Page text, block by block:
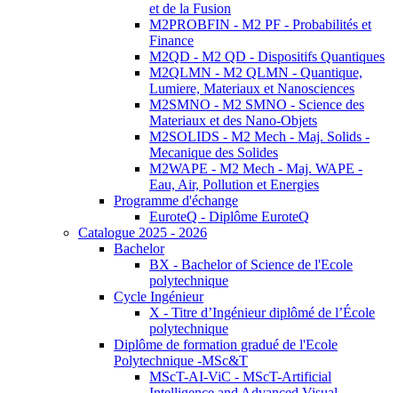
et de la Fusion
M2PROBFIN - M2 PF - Probabilités et
Finance
M2QD - M2 QD - Dispositifs Quantiques
M2QLMN - M2 QLMN - Quantique,
Lumiere, Materiaux et Nanosciences
M2SMNO - M2 SMNO - Science des
Materiaux et des Nano-Objets
M2SOLIDS - M2 Mech - Maj. Solids -
Mecanique des Solides
M2WAPE - M2 Mech - Maj. WAPE -
Eau, Air, Pollution et Energies
Programme d'échange
EuroteQ - Diplôme EuroteQ
Catalogue 2025 - 2026
Bachelor
BX - Bachelor of Science de l'Ecole
polytechnique
Cycle Ingénieur
X - Titre d’Ingénieur diplômé de l’École
polytechnique
Diplôme de formation gradué de l'Ecole
Polytechnique -MSc&T
MScT-AI-ViC - MScT-Artificial